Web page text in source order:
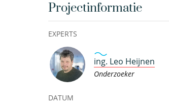
Projectinformatie
EXPERTS
ing. Leo Heijnen
Onderzoeker
DATUM